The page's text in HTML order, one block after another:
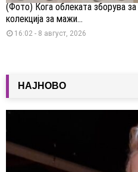
(Фото) Кога облеката зборува за
колекција за мажи...
16:02 - 8 август, 2026
НАЈНОВО